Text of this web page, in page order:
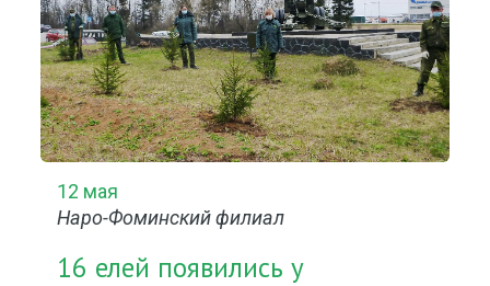
12 мая
Наро-Фоминский филиал
16 елей появились у